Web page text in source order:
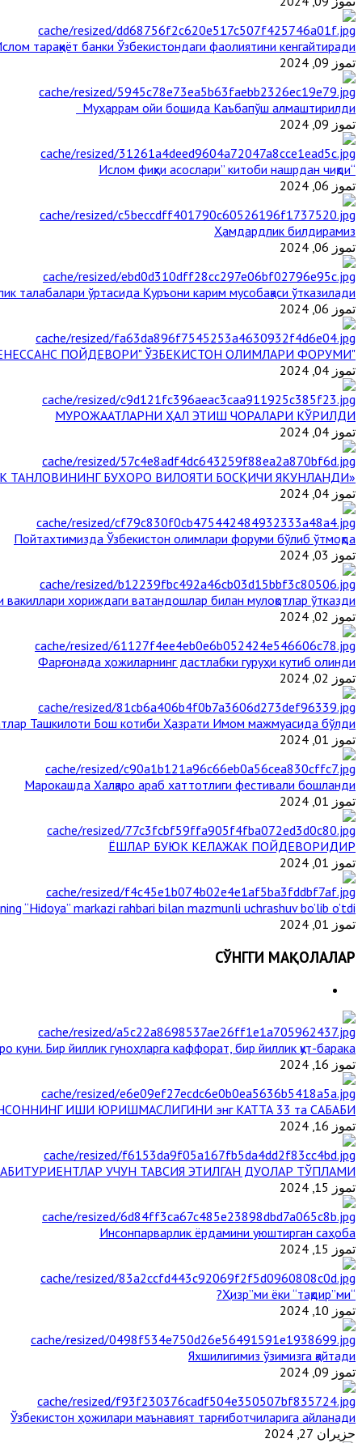
тараққиёт банки Ўзбекистондаги фаолиятини кенгайтиради
تموز 09, 2024
Муҳаррам ойи бошида Каъбапўш алмаштирилди
تموز 09, 2024
“Ислом фиқҳи асослари” китоби нашрдан чиқди
تموز 06, 2024
Ҳамдардлик билдирамиз
تموز 06, 2024
талабалари ўртасида Қуръони карим мусобақаси ўтказилади
تموز 06, 2024
"БУЮК АЖДОДЛАР МЕРОСИ – III РЕНЕССАНС ПОЙДЕВОРИ" ЎЗБЕКИСТОН ОЛИМЛАРИ ФОРУМИ
تموز 04, 2024
МУРОЖААТЛАРНИ ҲАЛ ЭТИШ ЧОРАЛАРИ КЎРИЛДИ
تموز 04, 2024
«ЙИЛ ИМОМИ – 2024» КЎРИК ТАНЛОВИНИНГ БУХОРО ВИЛОЯТИ БОСҚИЧИ ЯКУНЛАНДИ
تموز 04, 2024
Пойтахтимизда Ўзбекистон олимлари форуми бўлиб ўтмоқда
تموز 03, 2024
хориждаги ватандошлар билан мулоқотлар ўтказди
تموز 02, 2024
Фарғонада ҳожиларнинг дастлабки гуруҳи кутиб олинди
تموز 02, 2024
Ташкилоти Бош котиби Ҳазрати Имом мажмуасида бўлди
تموز 01, 2024
Марокашда Халқаро араб хаттотлиги фестивали бошланди
تموز 01, 2024
ЁШЛАР БУЮК КЕЛАЖАК ПОЙДЕВОРИДИР
تموز 01, 2024
“Hidoya” markazi rahbari bilan mazmunli uchrashuv bo’lib o’tdi
تموز 01, 2024
СЎНГГИ МАҚОЛАЛАР
куни. Бир йиллик гуноҳларга каффорат, бир йиллик қут-барака
تموز 16, 2024
ИШИ ЮРИШМАСЛИГИНИ энг КАТТА 33 та САБАБИ
تموز 16, 2024
АБИТУРИЕНТЛАР УЧУН ТАВСИЯ ЭТИЛГАН ДУОЛАР ТЎПЛАМИ
تموز 15, 2024
Инсонпарварлик ёрдамини уюштирган саҳоба
تموز 15, 2024
“Ҳизр”ми ёки “тақдир”ми?
تموز 10, 2024
Яхшилигимиз ўзимизга қайтади
تموز 09, 2024
Ўзбекистон ҳожилари маънавият тарғиботчиларига айланади
حزيران 27, 2024